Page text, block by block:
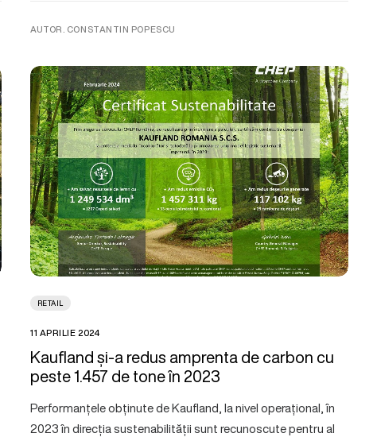
AUTOR. CONSTANTIN POPESCU
RETAIL
11 APRILIE 2024
Kaufland și-a redus amprenta de carbon cu
peste 1.457 de tone în 2023
Performanțele obținute de Kaufland, la nivel operațional, în
2023 în direcția sustenabilității sunt recunoscute pentru al